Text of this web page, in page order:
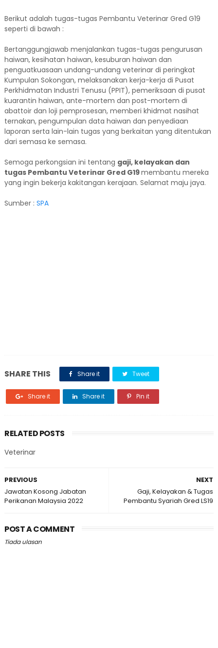
Berikut adalah tugas-tugas Pembantu Veterinar Gred G19
seperti di bawah :
Bertanggungjawab menjalankan tugas-tugas pengurusan
haiwan, kesihatan haiwan, kesuburan haiwan dan
penguatkuasaan undang-undang veterinar di peringkat
Kumpulan Sokongan, melaksanakan kerja-kerja di Pusat
Perkhidmatan Industri Tenusu (PPIT), pemeriksaan di pusat
kuarantin haiwan, ante-mortem dan post-mortem di
abattoir dan loji pemprosesan, memberi khidmat nasihat
ternakan, pengumpulan data haiwan dan penyediaan
laporan serta lain-lain tugas yang berkaitan yang ditentukan
dari semasa ke semasa.
Semoga perkongsian ini tentang gaji, kelayakan dan
tugas Pembantu Veterinar Gred G19membantu mereka
yang ingin bekerja kakitangan kerajaan. Selamat maju jaya.
Sumber : SPA
SHARE THIS Share it Tweet
Share it Share it Pin it
RELATED POSTS
Veterinar
NEXT
Gaji, Kelayakan & Tugas
Pembantu Syariah Gred LS19
PREVIOUS
Jawatan Kosong Jabatan
Perikanan Malaysia 2022
POST A COMMENT
Tiada ulasan